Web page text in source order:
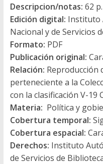
Descripcion/notas: 62
Edición digital: Instituto
Nacional y de Servicios
Formato: PDF
Publicación original:
Relación: Reproducción
perteneciente a la
con la clasificación V-19
Materia: Política y
Cobertura temporal:
Cobertura espacial:
Derechos: Instituto
de Servicios de